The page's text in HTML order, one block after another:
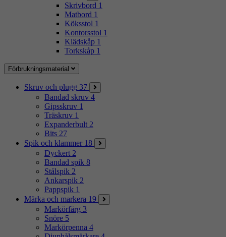
Skrivbord 1
Matbord 1
Köksstol 1
Kontorsstol 1
Klädskåp 1
Torkskåp 1
Förbrukningsmaterial
Skruv och plugg 37
Bandad skruv 4
Gipsskruv 1
Träskruv 1
Expanderbult 2
Bits 27
Spik och klammer 18
Dyckert 2
Bandad spik 8
Stålspik 2
Ankarspik 2
Pappspik 1
Märka och markera 19
Markörfärg 3
Snöre 5
Markörpenna 4